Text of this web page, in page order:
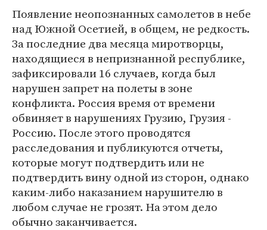
Появление неопознанных самолетов в небе
над Южной Осетией, в общем, не редкость.
За последние два месяца миротворцы,
находящиеся в непризнанной республике,
зафиксировали 16 случаев, когда был
нарушен запрет на полеты в зоне
конфликта. Россия время от времени
обвиняет в нарушениях Грузию, Грузия -
Россию. После этого проводятся
расследования и публикуются отчеты,
которые могут подтвердить или не
подтвердить вину одной из сторон, однако
каким-либо наказанием нарушителю в
любом случае не грозят. На этом дело
обычно заканчивается.